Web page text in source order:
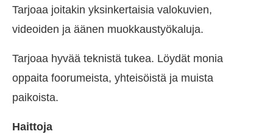
Tarjoaa joitakin yksinkertaisia valokuvien,
videoiden ja äänen muokkaustyökaluja.
Tarjoaa hyvää teknistä tukea. Löydät monia
oppaita foorumeista, yhteisöistä ja muista
paikoista.
Haittoja